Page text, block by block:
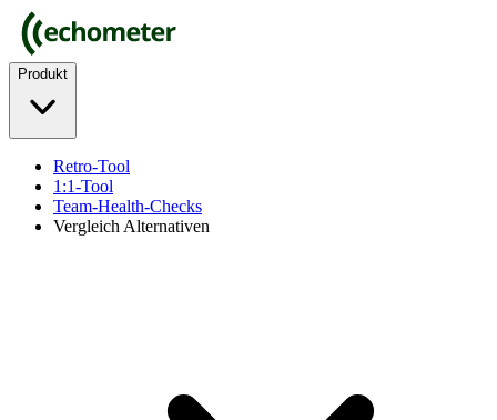
Produkt
Retro-Tool
1:1-Tool
Team-Health-Checks
Vergleich Alternativen